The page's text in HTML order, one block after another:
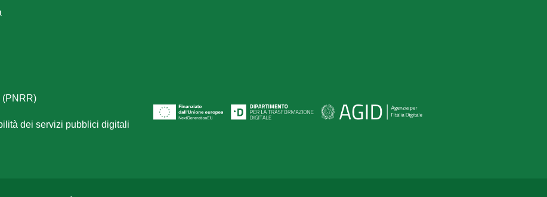
(PNRR)
dei servizi pubblici digitali